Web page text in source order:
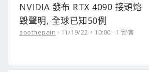
NVIDIA 發布 RTX 4090 接頭熔
毀聲明, 全球已知50例
soothepain 11/19/22，10:00 1 留言